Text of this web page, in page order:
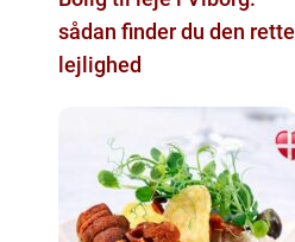
sådan finder du den rette
lejlighed